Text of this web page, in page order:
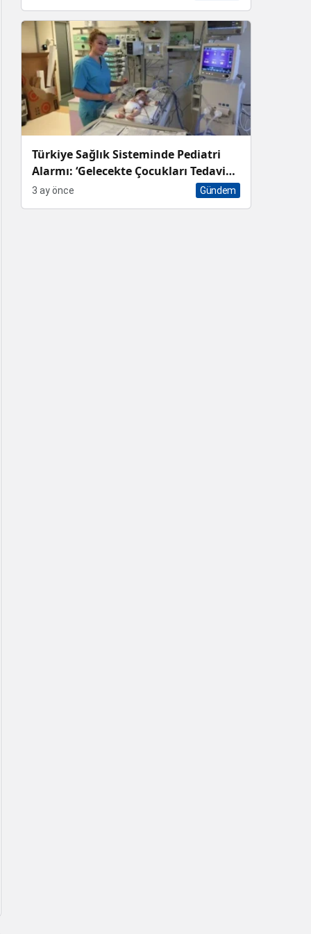
Türkiye Sağlık Sisteminde Pediatri
Alarmı: ‘Gelecekte Çocukları Tedavi
Edecek Hekim Bulamayacağız’
3 ay önce Gündem